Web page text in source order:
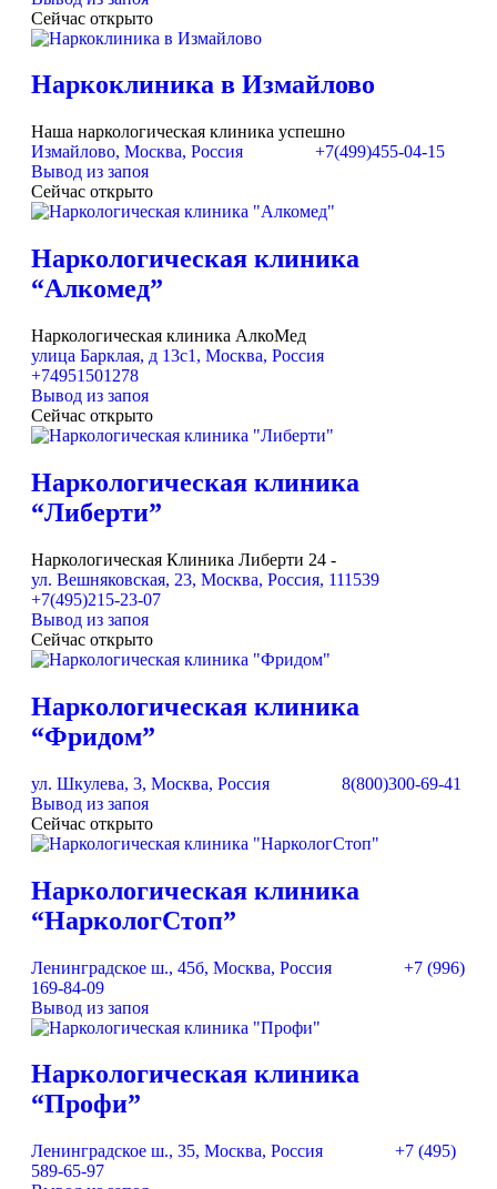
Сейчас открыто
Наркоклиника в Измайлово
Наша наркологическая клиника успешно
Измайлово, Москва, Россия
+7(499)455-04-15
Вывод из запоя
Сейчас открыто
Наркологическая клиника
“Алкомед”
Наркологическая клиника АлкоМед
улица Барклая, д 13с1, Москва, Россия
+74951501278
Вывод из запоя
Сейчас открыто
Наркологическая клиника
“Либерти”
Наркологическая Клиника Либерти 24 -
ул. Вешняковская, 23, Москва, Россия, 111539
+7(495)215-23-07
Вывод из запоя
Сейчас открыто
Наркологическая клиника
“Фридом”
ул. Шкулева, 3, Москва, Россия
8(800)300-69-41
Вывод из запоя
Сейчас открыто
Наркологическая клиника
“НаркологСтоп”
Ленинградское ш., 45б, Москва, Россия
+7 (996)
169-84-09
Вывод из запоя
Наркологическая клиника
“Профи”
Ленинградское ш., 35, Москва, Россия
+7 (495)
589-65-97